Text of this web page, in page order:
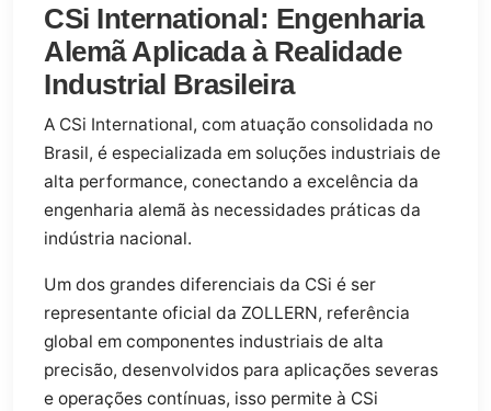
CSi International: Engenharia
Alemã Aplicada à Realidade
Industrial Brasileira
A CSi International, com atuação consolidada no
Brasil, é especializada em soluções industriais de
alta performance, conectando a excelência da
engenharia alemã às necessidades práticas da
indústria nacional.
Um dos grandes diferenciais da CSi é ser
representante oficial da ZOLLERN, referência
global em componentes industriais de alta
precisão, desenvolvidos para aplicações severas
e operações contínuas, isso permite à CSi